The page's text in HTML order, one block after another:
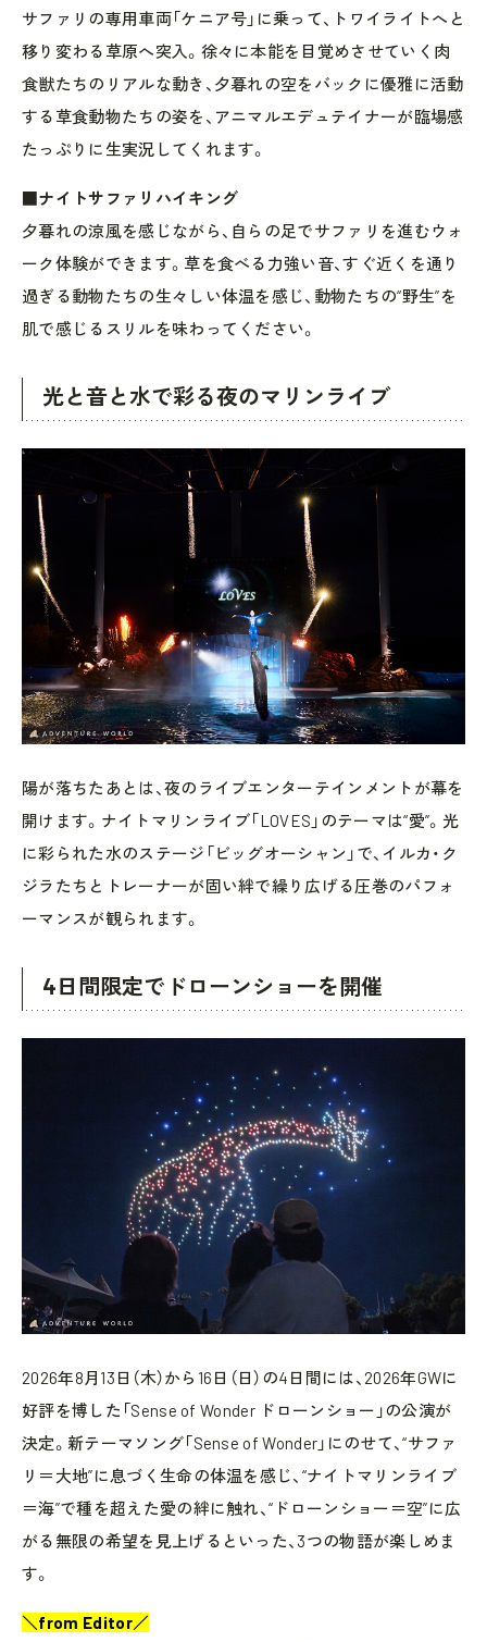
サファリの専用車両「ケニア号」に乗って、トワイライトへと
移り変わる草原へ突入。徐々に本能を目覚めさせていく肉
食獣たちのリアルな動き、夕暮れの空をバックに優雅に活動
する草食動物たちの姿を、アニマルエデュテイナーが臨場感
たっぷりに生実況してくれます。
■ナイトサファリハイキング
夕暮れの涼風を感じながら、自らの足でサファリを進むウォ
ーク体験ができます。草を食べる力強い音、すぐ近くを通り
過ぎる動物たちの生々しい体温を感じ、動物たちの“野生”を
肌で感じるスリルを味わってください。
光と音と水で彩る夜のマリンライブ
陽が落ちたあとは、夜のライブエンターテインメントが幕を
開けます。ナイトマリンライブ「LOVES」のテーマは“愛”。光
に彩られた水のステージ「ビッグオーシャン」で、イルカ・ク
ジラたちとトレーナーが固い絆で繰り広げる圧巻のパフォ
ーマンスが観られます。
4日間限定でドローンショーを開催
2026年8月13日（木）から16日（日）の4日間には、2026年GWに
好評を博した「Sense of Wonder ドローンショー」の公演が
決定。新テーマソング「Sense of Wonder」にのせて、“サファ
リ＝大地”に息づく生命の体温を感じ、“ナイトマリンライブ
＝海”で種を超えた愛の絆に触れ、“ドローンショー＝空”に広
がる無限の希望を見上げるといった、3つの物語が楽しめま
す。
＼from Editor／